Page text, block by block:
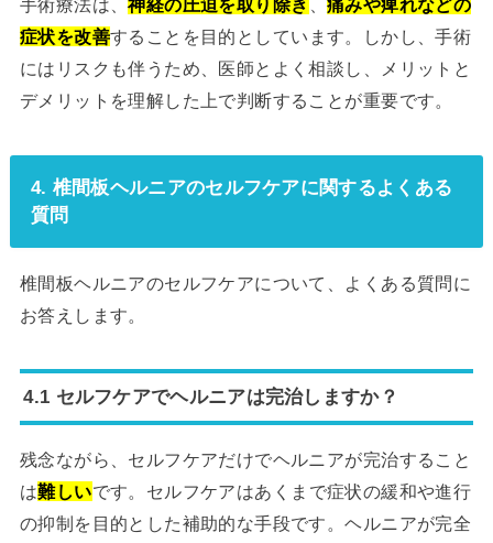
手術療法は、神経の圧迫を取り除き
痛みや痺れなどの
症状を改善することを目的としています。しかし、手術
にはリスクも伴うため、医師とよく相談し、メリットと
デメリットを理解した上で判断することが重要です。
4. 椎間板ヘルニアのセルフケアに関するよくある
質問
椎間板ヘルニアのセルフケアについて、よくある質問に
お答えします。
4.1 セルフケアでヘルニアは完治しますか？
残念ながら、セルフケアだけでヘルニアが完治すること
は難しいです。セルフケアはあくまで症状の緩和や進行
の抑制を目的とした補助的な手段です。ヘルニアが完全